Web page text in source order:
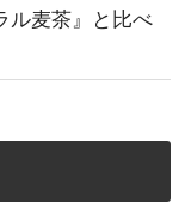
ル麦茶』と比べ